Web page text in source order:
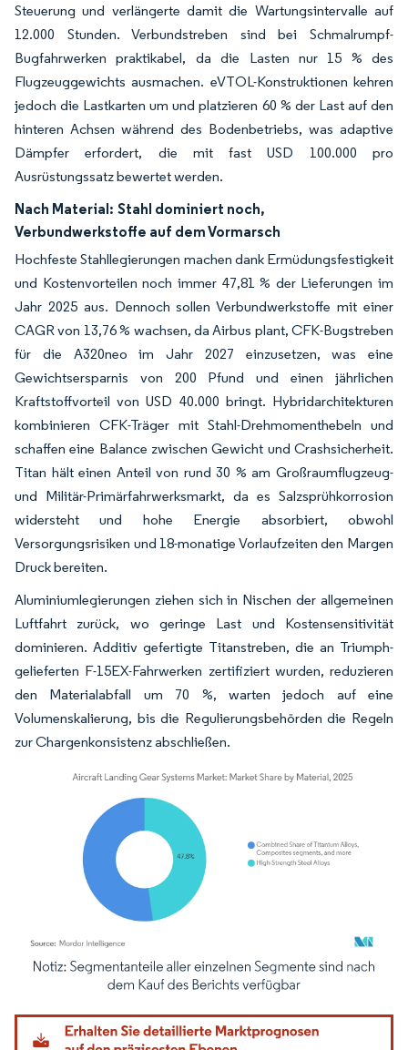
Steuerung und verlängerte damit die Wartungsintervalle auf
12.000 Stunden. Verbundstreben sind bei Schmalrumpf-
Bugfahrwerken praktikabel, da die Lasten nur 15 % des
Flugzeuggewichts ausmachen. eVTOL-Konstruktionen kehren
jedoch die Lastkarten um und platzieren 60 % der Last auf den
hinteren Achsen während des Bodenbetriebs, was adaptive
Dämpfer erfordert, die mit fast USD 100.000 pro
Ausrüstungssatz bewertet werden.
Nach Material: Stahl dominiert noch,
Verbundwerkstoffe auf dem Vormarsch
Hochfeste Stahllegierungen machen dank Ermüdungsfestigkeit
und Kostenvorteilen noch immer 47,81 % der Lieferungen im
Jahr 2025 aus. Dennoch sollen Verbundwerkstoffe mit einer
CAGR von 13,76 % wachsen, da Airbus plant, CFK-Bugstreben
für die A320neo im Jahr 2027 einzusetzen, was eine
Gewichtsersparnis von 200 Pfund und einen jährlichen
Kraftstoffvorteil von USD 40.000 bringt. Hybridarchitekturen
kombinieren CFK-Träger mit Stahl-Drehmomenthebeln und
schaffen eine Balance zwischen Gewicht und Crashsicherheit.
Titan hält einen Anteil von rund 30 % am Großraumflugzeug-
und Militär-Primärfahrwerksmarkt, da es Salzsprühkorrosion
widersteht und hohe Energie absorbiert, obwohl
Versorgungsrisiken und 18-monatige Vorlaufzeiten den Margen
Druck bereiten.
Aluminiumlegierungen ziehen sich in Nischen der allgemeinen
Luftfahrt zurück, wo geringe Last und Kostensensitivität
dominieren. Additiv gefertigte Titanstreben, die an Triumph-
gelieferten F-15EX-Fahrwerken zertifiziert wurden, reduzieren
den Materialabfall um 70 %, warten jedoch auf eine
Volumenskalierung, bis die Regulierungsbehörden die Regeln
zur Chargenkonsistenz abschließen.
Bild © Mordor Intelligence. Wiederverwendung erfordert Namensnennung